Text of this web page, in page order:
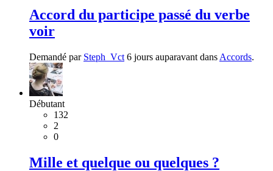
Accord du participe passé du verbe
voir
Demandé par Steph_Vct 6 jours auparavant dans Accords.
Débutant
132
2
0
Mille et quelque ou quelques ?